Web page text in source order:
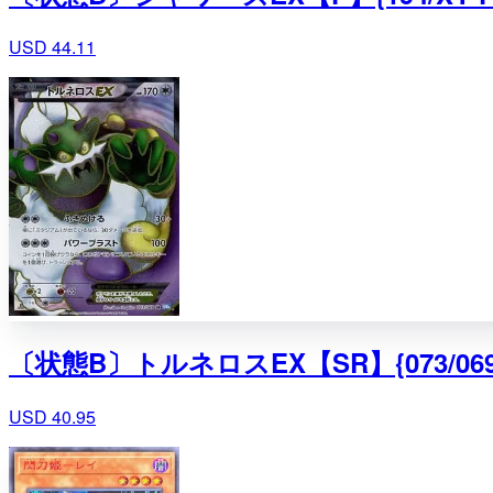
USD 44.11
〔状態B〕トルネロスEX【SR】{073/
USD 40.95